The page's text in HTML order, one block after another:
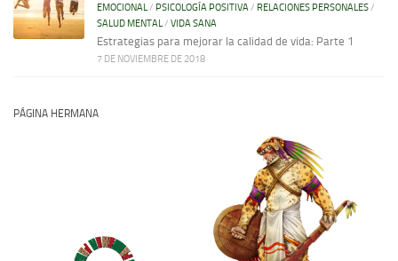
EMOCIONAL/ PSICOLOGÍA POSITIVA/ RELACIONES PERSONALES/
SALUD MENTAL/ VIDA SANA
Estrategias para mejorar la calidad de vida: Parte 1
7 DE NOVIEMBRE DE 2018
PÁGINA HERMANA